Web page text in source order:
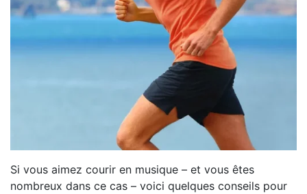
Si vous aimez courir en musique – et vous êtes
nombreux dans ce cas – voici quelques conseils pour